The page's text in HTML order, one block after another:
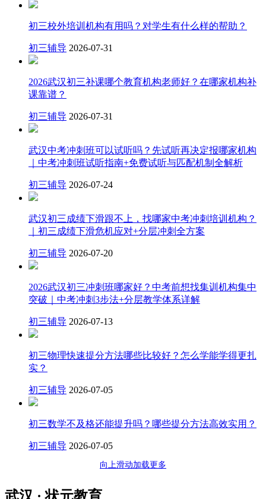
初三校外培训机构有用吗？对学生有什么样的帮助？
初三辅导 2026-07-31
2026武汉初三补课哪个教育机构老师好？在哪家机构补
课靠谱？
初三辅导 2026-07-31
武汉中考冲刺班可以试听吗？先试听再决定报哪家机构
｜中考冲刺班试听指南+免费试听与匹配机制全解析
初三辅导 2026-07-24
武汉初三成绩下滑跟不上，找哪家中考冲刺培训机构？
｜初三成绩下滑危机应对+分层冲刺全方案
初三辅导 2026-07-20
2026武汉初三冲刺班哪家好？中考前想找集训机构集中
突破｜中考冲刺3步法+分层教学体系详解
初三辅导 2026-07-13
初三物理快速提分方法哪些比较好？怎么学能学得更扎
实？
初三辅导 2026-07-05
初三数学不及格还能提升吗？哪些提分方法高效实用？
初三辅导 2026-07-05
向上滑动加载更多